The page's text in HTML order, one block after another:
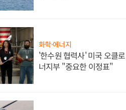
화학·에너지
'한수원 협력사' 미국 오클
너지부 "중요한 이정표"